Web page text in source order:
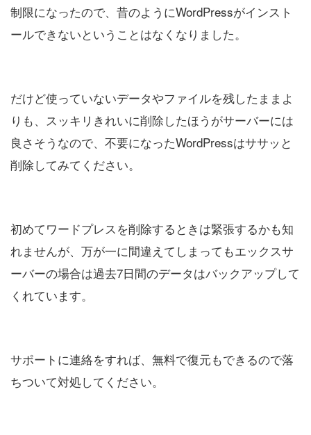
制限になったので、昔のようにWordPressがインスト
ールできないということはなくなりました。
だけど使っていないデータやファイルを残したままよ
りも、スッキリきれいに削除したほうがサーバーには
良さそうなので、不要になったWordPressはササッと
削除してみてください。
初めてワードプレスを削除するときは緊張するかも知
れませんが、万が一に間違えてしまってもエックスサ
ーバーの場合は過去7日間のデータはバックアップして
くれています。
サポートに連絡をすれば、無料で復元もできるので落
ちついて対処してください。